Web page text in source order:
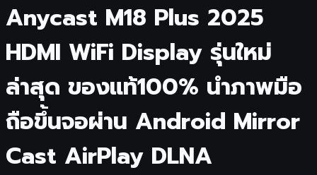
Anycast M18 Plus 2025
HDMI WiFi Display รุ่นใหม่
ล่าสุด ของแท้100% นำภาพมือ
ถือขึ้นจอผ่าน Android Mirror
Cast AirPlay DLNA